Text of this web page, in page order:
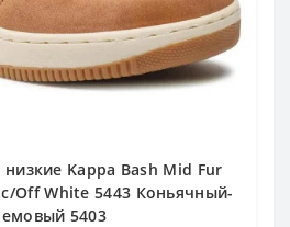
Kappa Bash Mid Fur
Off White 5443 Коньячный-
5403